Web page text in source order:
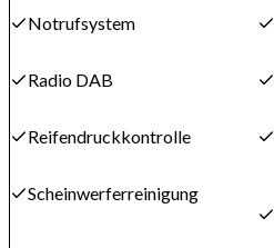
Notrufsystem
Radio DAB
Reifendruckkontrolle
Scheinwerferreinigung